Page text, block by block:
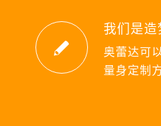
我们是造
奥蕾达可
量身定制